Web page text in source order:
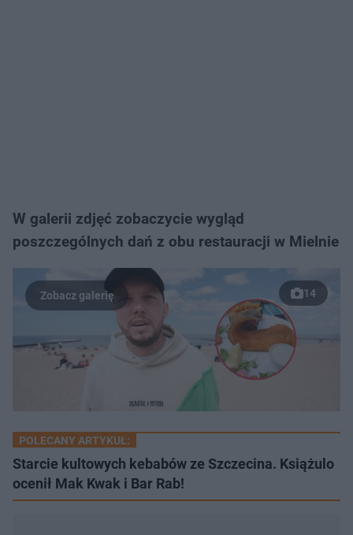
W galerii zdjęć zobaczycie wygląd
poszczególnych dań z obu restauracji w Mielnie
14
POLECANY ARTYKUŁ:
Starcie kultowych kebabów ze Szczecina. Książulo
ocenił Mak Kwak i Bar Rab!